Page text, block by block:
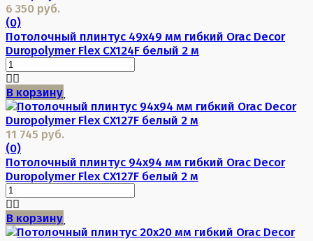
6 350 руб.
(0)
Потолочный плинтус 49х49 мм гибкий Orac Decor
Duropolymer Flex CX124F белый 2 м
В корзину
11 745 руб.
(0)
Потолочный плинтус 94х94 мм гибкий Orac Decor
Duropolymer Flex CX127F белый 2 м
В корзину